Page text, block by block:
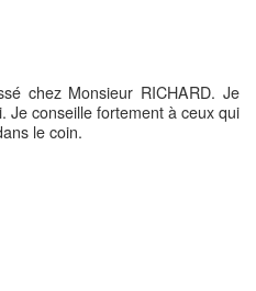
chez Monsieur RICHARD. Je
Je conseille fortement à ceux qui
le coin.